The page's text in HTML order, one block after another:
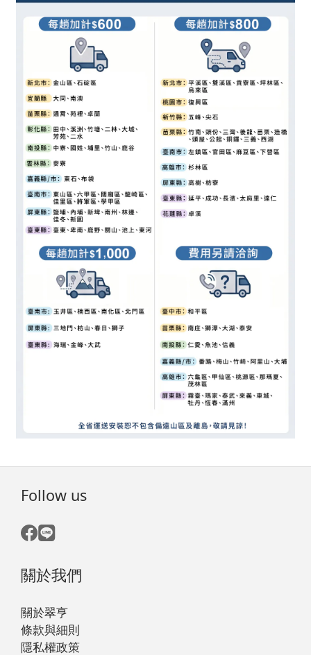
Follow us
關於我們
關於翠亨
條款與細則
隱私權政策